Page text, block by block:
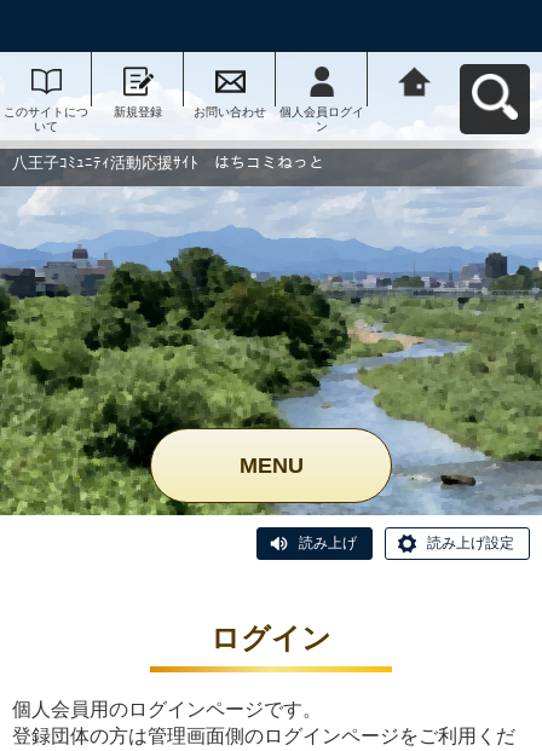
このサイトにつ
いて
新規登録 お問い合わせ
個人会員ログイ
ン
動応援ｻｲﾄ はち
コミねっとへ戻
八王子ｺﾐｭﾆﾃｨ活動応援ｻｲﾄ はちコミねっと
MENU
読み上げ 読み上げ設定
ログイン
個人会員用のログインページです。
登録団体の方は管理画面側のログインページをご利用くだ